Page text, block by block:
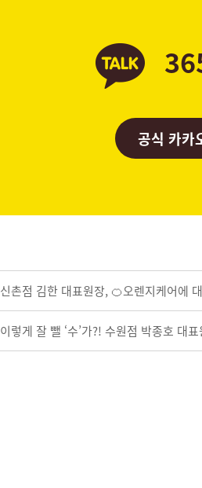
공식 카카
신촌점 김한 대표원장, 🍊오렌지케어에
이렇게 잘 뺄 ‘수’가?! 수원점 박종호 대